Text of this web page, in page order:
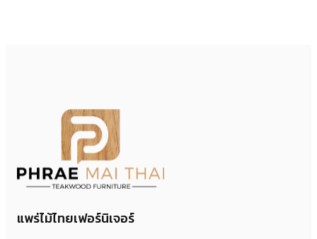
แพร่ไม้ไทยเฟอร์นิเจอร์